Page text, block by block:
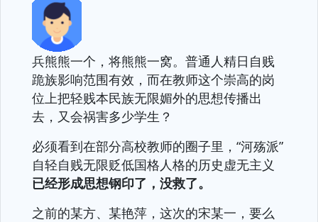
兵熊熊一个，将熊熊一窝。普通人精日自贱
跪族影响范围有效，而在教师这个崇高的岗
位上把轻贱本民族无限媚外的思想传播出
去，又会祸害多少学生？
必须看到在部分高校教师的圈子里，“河殇派”
自轻自贱无限贬低国格人格的历史虚无主义
已经形成思想钢印了，没救了。
之前的某方、某艳萍，这次的宋某一，要么